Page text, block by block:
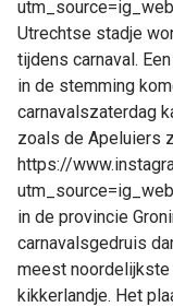
Utrechtse stadje
tijdens carnaval.
in de stemming
carnavalszaterdag
zoals de Apeluiers
https://
in de provincie
carnavalsgedruis
meest noordelijkste
kikkerlandje. Het